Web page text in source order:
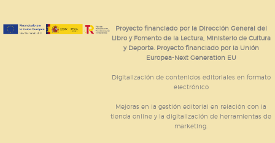
Proyecto financiado por la Dirección General del
Libro y Fomento de la Lectura, Ministerio de Cultura
y Deporte. Proyecto financiado por la Unión
Europea-Next Generation EU
Digitalización de contenidos editoriales en formato
electrónico
Mejoras en la gestión editorial en relación con la
tienda online y la digitalización de herramientas de
marketing.